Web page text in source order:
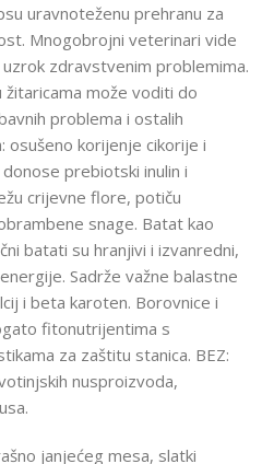
uravnoteženu prehranu za
Mnogobrojni veterinari vide
zdravstvenim problemima.
žitaricama može voditi do
problema i ostalih
osušeno korijenje cikorije i
prebiotski inulin i
crijevne flore, potiču
snage. Batat kao
batati su hranjivi i izvanredni,
Sadrže važne balastne
i beta karoten. Borovnice i
fitonutrijentima s
za zaštitu stanica. BEZ:
nusproizvoda,
janjećeg mesa, slatki